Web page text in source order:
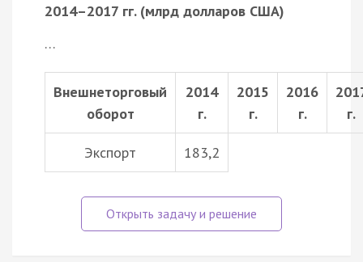
2014–2017 гг. (млрд долларов США)
…
Внешнеторговый
оборот
2014
г.
2015
г.
2016
г.
г.
Экспорт 183,2